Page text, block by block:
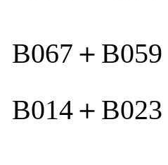
B067 ＋ B059
B014 ＋ B023